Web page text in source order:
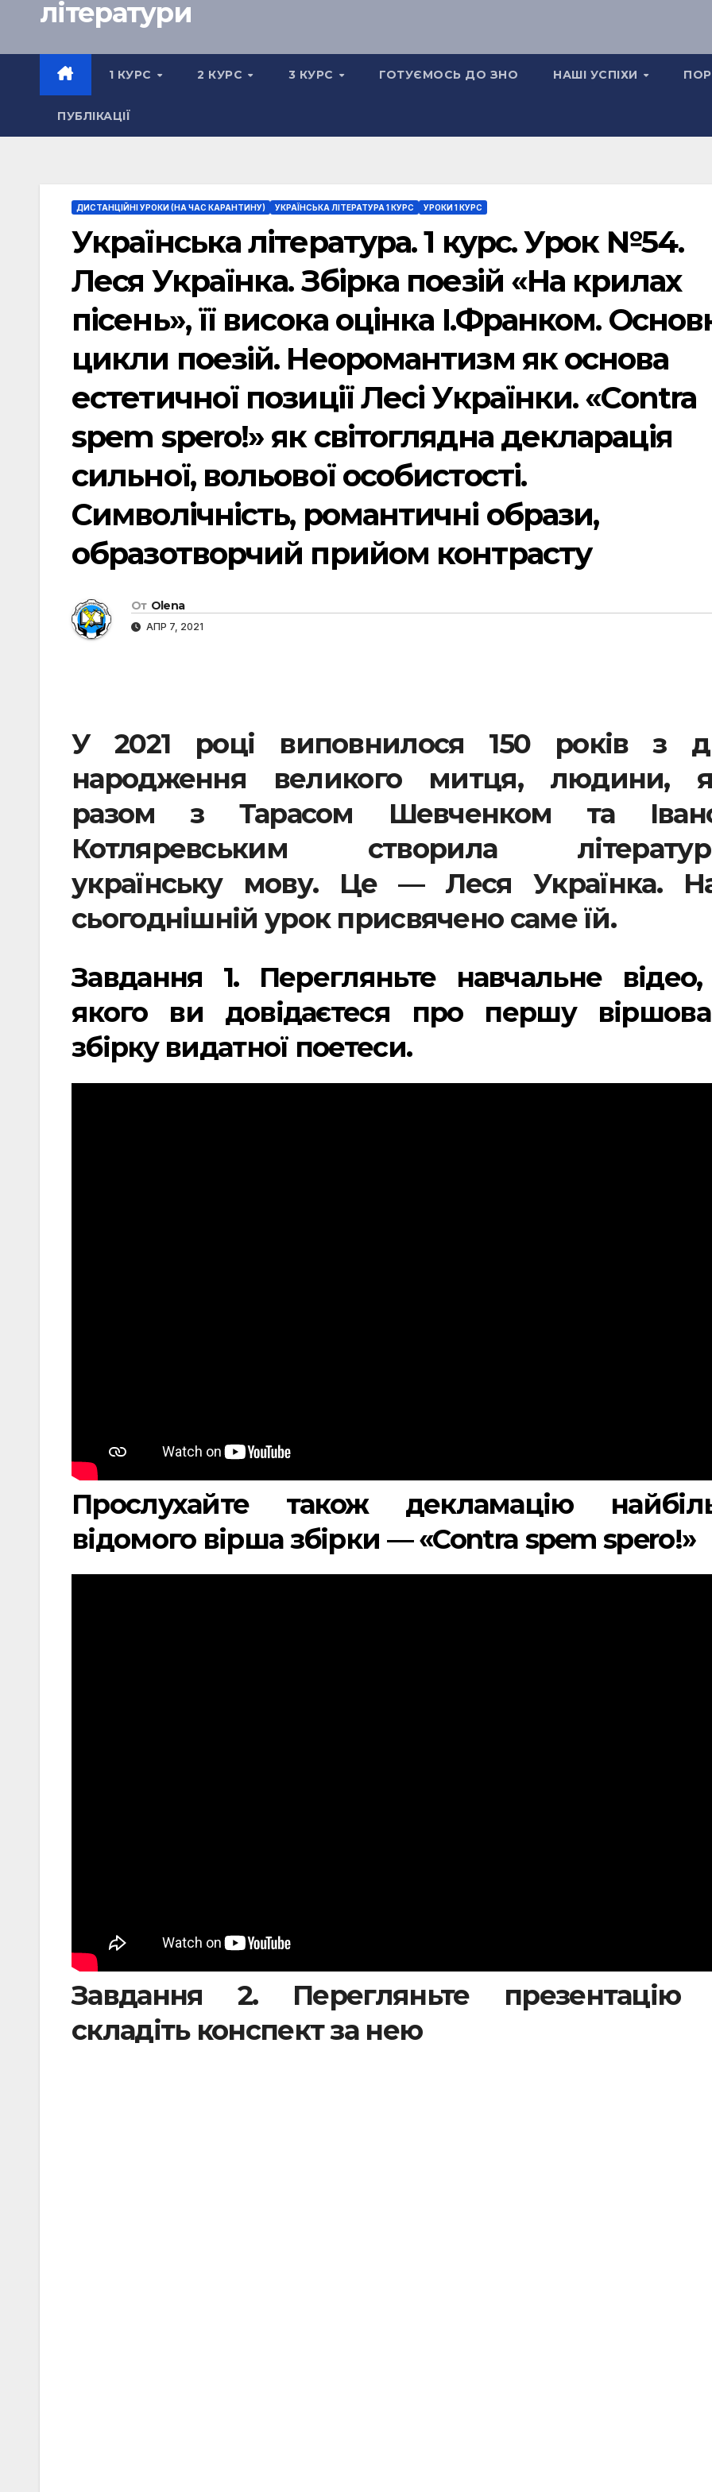
літератури
1 КУРС 2 КУРС 3 КУРС ГОТУЄМОСЬ ДО ЗНО НАШІ УСПІХИ
ПУБЛІКАЦІЇ
ДИСТАНЦІЙНІ УРОКИ (НА ЧАС КАРАНТИНУ) УКРАЇНСЬКА ЛІТЕРАТУРА 1 КУРС УРОКИ 1 КУРС
Українська література. 1 курс. Урок №54.
Леся Українка. Збірка поезій «На крилах
пісень», її висока оцінка І.Франком.
цикли поезій. Неоромантизм як основа
естетичної позиції Лесі Українки. «Contra
spem spero!» як світоглядна декларація
сильної, вольової особистості.
Символічність, романтичні образи,
образотворчий прийом контрасту
От Olena
АПР 7, 2021
У 2021 році виповнилося 150 років з
народження великого митця, людини,
разом з Тарасом Шевченком та
Котляревським створила
українську мову. Це — Леся Українка.
сьогоднішній урок присвячено саме їй.
Завдання
1. Перегляньте навчальне відео,
якого ви довідаєтеся про першу
збірку видатної поетеси.
Прослухайте також декламацію
відомого вірша збірки — «Contra spem spero!»
Завдання 2. Перегляньте презентацію
складіть конспект за нею